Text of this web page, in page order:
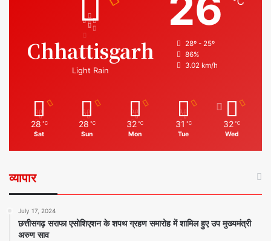
Chhattisgarh
Light Rain
28º - 25º
86%
3.02 km/h
28 ℃
Sat
28 ℃
Sun
32 ℃
Mon
31 ℃
Tue
32 ℃
Wed
व्यापार
July 17, 2024
छत्तीसगढ़ सराफा एसोशिएशन के शपथ ग्रहण समारोह में शामिल हुए उप मुख्यमंत्री
अरुण साव